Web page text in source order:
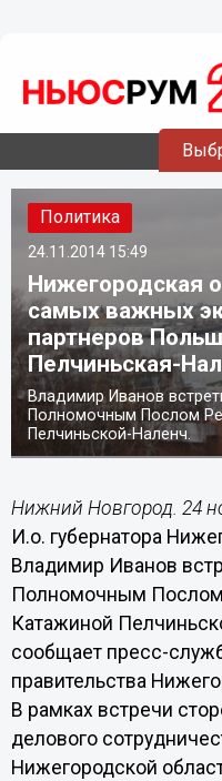
Политика
24.11.2014 15:49
Нижегородская
самых важных
партнеров
Пелчиньская-
Владимир Иванов
Полномочным Послом
Пелчиньской-Наленч.
Нижний Новгород. 24
И.о. губернатора
Владимир Иванов
Полномочным
Катажиной
сообщает пресс-
правительства
В рамках встречи
делового
Нижегородской